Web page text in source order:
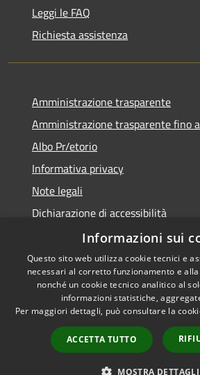
Leggi le FAQ
Richiesta assistenza
Amministrazione trasparente
Amministrazione trasparente fino
Albo Pr/etorio
Informativa privacy
Note legali
Dichiarazione di accessibilità
Obiettivi di accessibilità
RSS
Accessibilità
Informazioni sui
Questo sito web utilizza cookie tecnici e
necessari al corretto funzionamento e
nonché un cookie tecnico analitico al
informazioni statistiche,
Per maggiori dettagli, può consultare la
ACCETTA TUTTO
MOSTRA DETTAGLI